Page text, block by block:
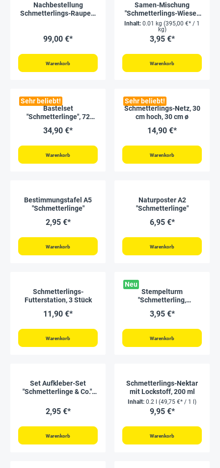
Nachbestellung
Schmetterlings-Raupen,
99,00 €*
Warenkorb
Samen-Mischung
"Schmetterlings-Wiese",
für 10m²
Inhalt: 0.01 kg (395,00 €* / 1
kg)
3,95 €*
Warenkorb
Sehr beliebt!
Bastelset
"Schmetterlinge", 72
34,90 €*
Warenkorb
Sehr beliebt!
Schmetterlings-Netz, 30
cm hoch, 30 cm ø
14,90 €*
Warenkorb
Bestimmungstafel A5
"Schmetterlinge"
2,95 €*
Warenkorb
Naturposter A2
"Schmetterlinge"
6,95 €*
Warenkorb
Schmetterlings-
Futterstation, 3 Stück
11,90 €*
Warenkorb
Neu
Stempelturm
"Schmetterling,
Motive
3,95 €*
Warenkorb
Set Aufkleber-Set
"Schmetterlinge & Co.",
2,95 €*
Warenkorb
Schmetterlings-Nektar
mit Lockstoff, 200 ml
Inhalt: 0.2 l (49,75 €* / 1 l)
9,95 €*
Warenkorb